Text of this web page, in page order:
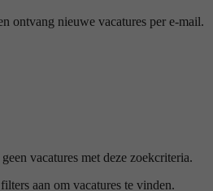
ontvang nieuwe vacatures per e-mail.
vacatures met deze zoekcriteria.
aan om vacatures te vinden.